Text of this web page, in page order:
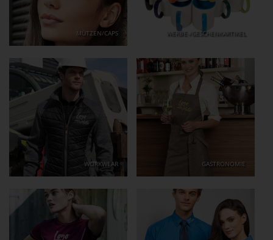
MÜTZEN/CAPS WERBE-/GESCHENKARTIKEL
WORKWEAR GASTRONOMIE